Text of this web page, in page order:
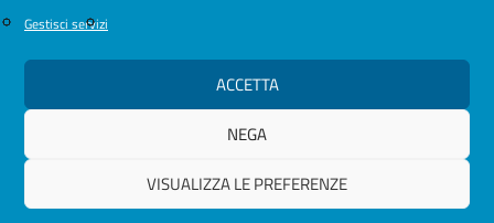
Gestisci servizi
ACCETTA
NEGA
VISUALIZZA LE PREFERENZE
© 2026 Ordine Psicologhe e Psicologi Puglia
Cookie Policy
Privacy Policy